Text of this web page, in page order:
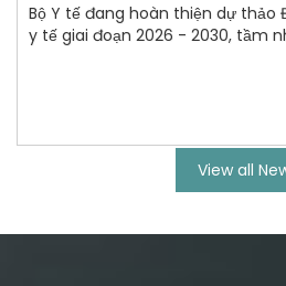
Bộ Y tế đang hoàn thiện dự thảo
y tế giai đoạn 2026 - 2030, tầm
tiêu tới năm 2030, VN trở thành
khỏe uy tín, cạnh tranh trong
View all